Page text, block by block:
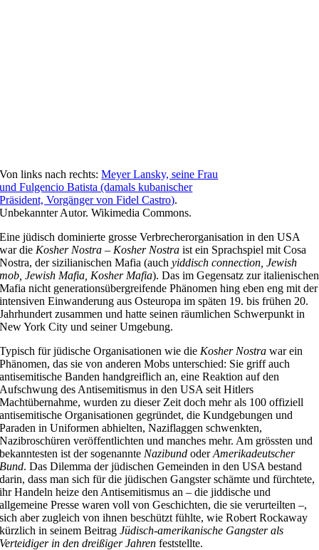
Von links nach rechts:Meyer Lansky, seine Frau
und Fulgencio Batista (damals kubanischer
Präsident, Vorgänger von Fidel Castro).
Unbekannter Autor. Wikimedia Commons.
Eine jüdisch dominierte grosse Verbrecherorganisation in den USA
war die Kosher Nostra – Kosher Nostra ist ein Sprachspiel mit Cosa
Nostra, der sizilianischen Mafia (auchyiddisch connection, Jewish
mob, Jewish Mafia, Kosher Mafia). Das im Gegensatz zur italienischen
Mafia nicht generationsübergreifende Phänomen hing eben eng mit der
intensiven Einwanderung aus Osteuropa im späten 19. bis frühen 20.
Jahrhundert zusammen und hatte seinen räumlichen Schwerpunkt in
New York City und seiner Umgebung.
Typisch für jüdische Organisationen wie die Kosher Nostra war ein
Phänomen, das sie von anderen Mobs unterschied: Sie griff auch
antisemitische Banden handgreiflich an, eine Reaktion auf den
Aufschwung des Antisemitismus in den USA seit Hitlers
Machtübernahme, wurden zu dieser Zeit doch mehr als 100 offiziell
antisemitische Organisationen gegründet, die Kundgebungen und
Paraden in Uniformen abhielten, Naziflaggen schwenkten,
Nazibroschüren veröffentlichten und manches mehr. Am grössten und
bekanntesten ist der sogenannte Nazibund oderAmerikadeutscher
Bund. Das Dilemma der jüdischen Gemeinden in den USA bestand
darin, dass man sich für die jüdischen Gangster schämte und fürchtete,
ihr Handeln heize den Antisemitismus an – die jiddische und
allgemeine Presse waren voll von Geschichten, die sie verurteilten –,
sich aber zugleich von ihnen beschützt fühlte, wie Robert Rockaway
kürzlich in seinem BeitragJüdisch-amerikanische Gangster als
Verteidiger in den dreißiger Jahren feststellte.